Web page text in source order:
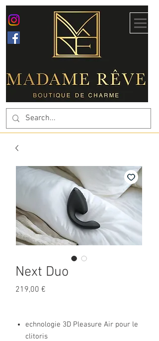
Next Duo
219,00 €
echnologie 3D Pleasure Air pour le
clitoris